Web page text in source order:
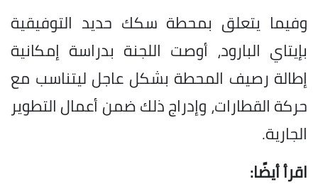
وفيما يتعلق بمحطة سكك حديد التوفيقية
بإيتاي البارود، أوصت اللجنة بدراسة إمكانية
إطالة رصيف المحطة بشكل عاجل ليتناسب مع
حركة القطارات، وإدراج ذلك ضمن أعمال التطوير
الجارية.
اقرأ أيضًا: